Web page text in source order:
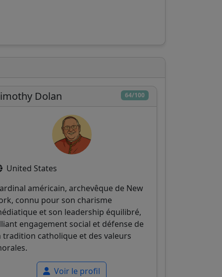
64/100
Dolan
United States
américain, archevêque de New
connu pour son charisme
et son leadership équilibré,
engagement social et défense de
tradition catholique et des valeurs
Voir le profil